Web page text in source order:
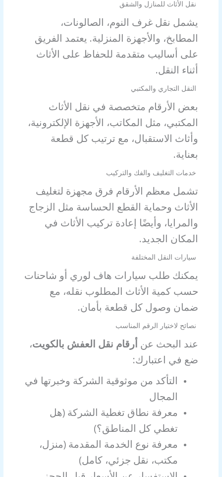
نقل الأثاث للمنازل والشقق
يشمل نقل غرف النوم، الصالونات،
المطابخ، والأجهزة المنزلية. يعتمد الفريق
على أساليب متقدمة للحفاظ على الأثاث
أثناء النقل.
النقل التجاري والمكتبي
بعض الأرقام متخصصة في نقل الأثاث
المكتبي، مثل المكاتب، الأجهزة الإلكترونية،
وأثاث الاستقبال، مع ترتيب كل قطعة
بعناية.
خدمات التغليف والفك والتركيب
تشمل معظم الأرقام فرق مجهزة لتغليف
الأثاث وحماية القطع الحساسة مثل الزجاج
والمرايا، وأيضًا إعادة تركيب الأثاث في
المكان الجديد.
سيارات النقل المختلفة
يمكنك طلب سيارات هاف لوري أو شاحنات
حسب كمية الأثاث المطلوب نقله، مع
ضمان وصول كل قطعة بأمان.
نصائح لاختيار الرقم المناسب
عند البحث عن أرقام نقل العفش بالكويت،
ضع في اعتبارك:
التأكد من موثوقية الشركة وخبرتها في
المجال
معرفة نطاق تغطية الشركة (هل
تغطي كل المناطق؟)
معرفة نوع الخدمة المقدمة (منزل،
مكتب، نقل جزئي، كامل)